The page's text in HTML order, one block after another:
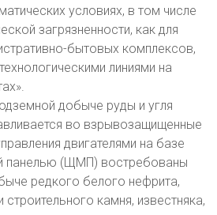
условиях, в том числе
загрязненности, как для
бытовых комплексов,
линиями на
добыче руды и угля
во взрывозащищенные
двигателями на базе
панелью (ЩМП) востребованы
редкого белого нефрита,
строительного камня, известняка,